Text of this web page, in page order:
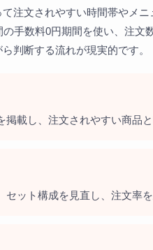
注文されやすい時間帯やメ
の手数料0円期間を使い、注
判断する流れが現実的です。
掲載し、注文されやすい商品
セット構成を見直し、注文率